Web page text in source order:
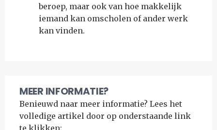
beroep, maar ook van hoe makkelijk
iemand kan omscholen of ander werk
kan vinden.
MEER INFORMATIE?
Benieuwd naar meer informatie? Lees het
volledige artikel door op onderstaande link
te klikken: